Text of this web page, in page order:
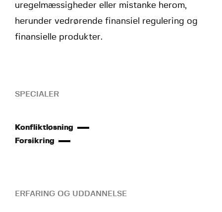
uregelmæssigheder eller mistanke herom,
herunder vedrørende finansiel regulering og
finansielle produkter.
SPECIALER
Konfliktløsning
Forsikring
ERFARING OG UDDANNELSE